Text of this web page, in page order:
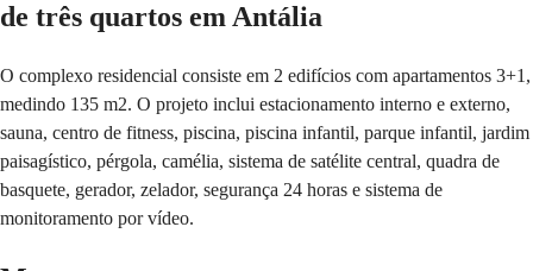
de três quartos em Antália
O complexo residencial consiste em 2 edifícios com apartamentos 3+1,
medindo 135 m2. O projeto inclui estacionamento interno e externo,
sauna, centro de fitness, piscina, piscina infantil, parque infantil, jardim
paisagístico, pérgola, camélia, sistema de satélite central, quadra de
basquete, gerador, zelador, segurança 24 horas e sistema de
monitoramento por vídeo.